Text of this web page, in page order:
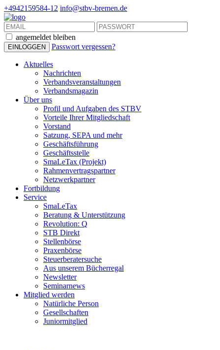
+4942159584-12 info@stbv-bremen.de
angemeldet bleiben
Passwort vergessen?
Aktuelles
Nachrichten
Verbandsveranstaltungen
Verbandsmagazin
Über uns
Profil und Aufgaben des STBV
Vorteile Ihrer Mitgliedschaft
Vorstand
Satzung, SEPA und mehr
Geschäftsführung
Geschäftsstelle
SmaLeTax (Projekt)
Rahmenvertragspartner
Netzwerkpartner
Fortbildung
Service
SmaLeTax
Beratung & Unterstützung
Revolution: Q
STB Direkt
Stellenbörse
Praxenbörse
Steuerberatersuche
Aus unserem Bücherregal
Newsletter
Seminarnews
Mitglied werden
Natürliche Person
Gesellschaften
Juniormitglied